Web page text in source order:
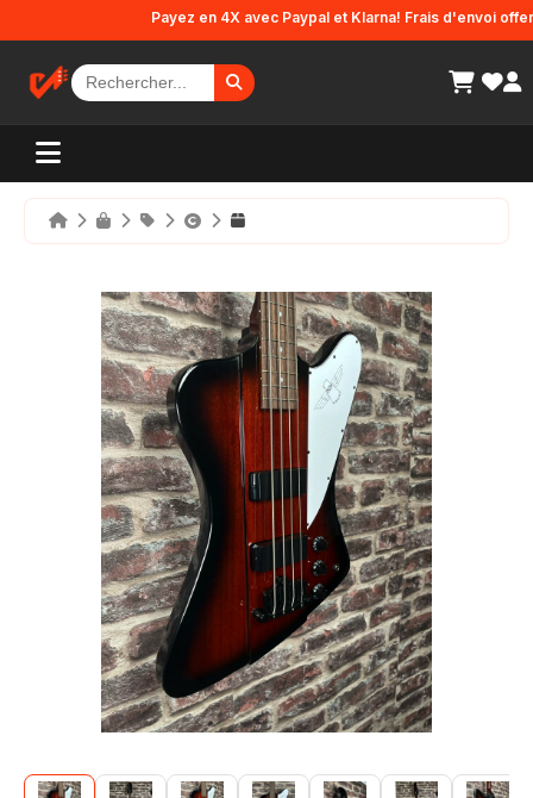
Payez en 4X avec Paypal et Klarna! Frais d'envoi
Panneau de gestion des cookies